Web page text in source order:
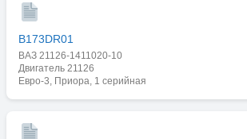
B173DR01
ВАЗ 21126-1411020-10
Двигатель 21126
Евро-3, Приора, 1 серийная